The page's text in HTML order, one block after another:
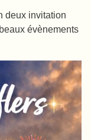
deux invitation
évènements